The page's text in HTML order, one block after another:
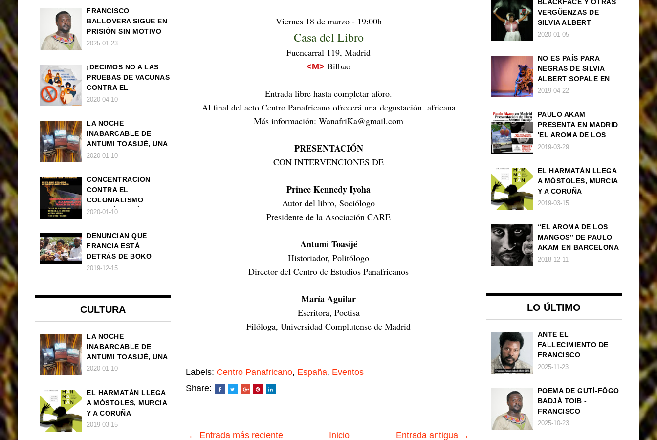
Viernes 18 de marzo - 19:00h
Casa del Libro
Fuencarral 119, Madrid
<M> Bilbao
Entrada libre hasta completar aforo.
Al final del acto Centro Panafricano ofrecerá una degustación africana
Más información: WanafriKa@gmail.com
PRESENTACIÓN
CON INTERVENCIONES DE
Prince Kennedy Iyoha
Autor del libro, Sociólogo
Presidente de la Asociación CARE
Antumi Toasijé
Historiador, Politólogo
Director del Centro de Estudios Panafricanos
María Aguilar
Escritora, Poetisa
Filóloga, Universidad Complutense de Madrid
Labels: Centro Panafricano, España, Eventos
Share:
← Entrada más reciente Entrada antigua →
Inicio
FRANCISCO
BALLOVERA SIGUE EN
PRISIÓN SIN MOTIVO
ALGUNO
2025-01-23
¡DECIMOS NO A LAS
PRUEBAS DE VACUNAS
CONTRA EL
CORONAVIRUS EN
2020-04-10
LA NOCHE
INABARCABLE DE
ANTUMI TOASIJÉ, UNA
NOVELA
2020-01-10
CONCENTRACIÓN
CONTRA EL
COLONIALISMO
FRANCÉS EN ÁFRICA
2020-01-10
DENUNCIAN QUE
FRANCIA ESTÁ
DETRÁS DE BOKO
HARAM
2019-12-15
CULTURA
LA NOCHE
INABARCABLE DE
ANTUMI TOASIJÉ, UNA
NOVELA
2020-01-10
EL HARMATÁN LLEGA
A MÓSTOLES, MURCIA
Y A CORUÑA
2019-03-15
BLACKFACE Y OTRAS
VERGÜENZAS DE
SILVIA ALBERT
SOPALE EN MADRID
2020-01-05
NO ES PAÍS PARA
NEGRAS DE SILVIA
ALBERT SOPALE EN
BARCELONA
2019-04-22
PAULO AKAM
PRESENTA EN MADRID
'EL AROMA DE LOS
MANGOS', UNA
AFRODESCENDENCIA
2019-03-29
EL HARMATÁN LLEGA
A MÓSTOLES, MURCIA
Y A CORUÑA
2019-03-15
“EL AROMA DE LOS
MANGOS” DE PAULO
AKAM EN BARCELONA
2018-12-11
LO ÚLTIMO
ANTE EL
FALLECIMIENTO DE
FRANCISCO
ZAMORA LOBOCH
2025-11-23
POEMA DE GUTÍ-FÔGO
BADJÁ TOIB -
FRANCISCO
BALLOVERA ESTRADA:
2025-10-23